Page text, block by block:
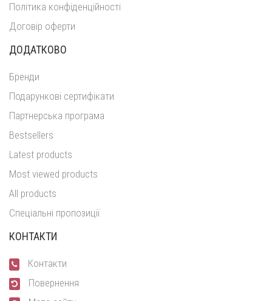
Політика конфіденційності
Договір оферти
ДОДАТКОВО
Бренди
Подарункові сертифікати
Партнерська програма
Bestsellers
Latest products
Most viewed products
All products
Спеціальні пропозиції
КОНТАКТИ
Контакти
Повернення